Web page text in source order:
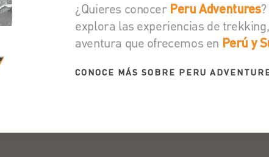
¿Quieres conocer Peru Adventures
explora las experiencias de
aventura que ofrecemos en Perú y
CONOCE MÁS SOBRE PERU